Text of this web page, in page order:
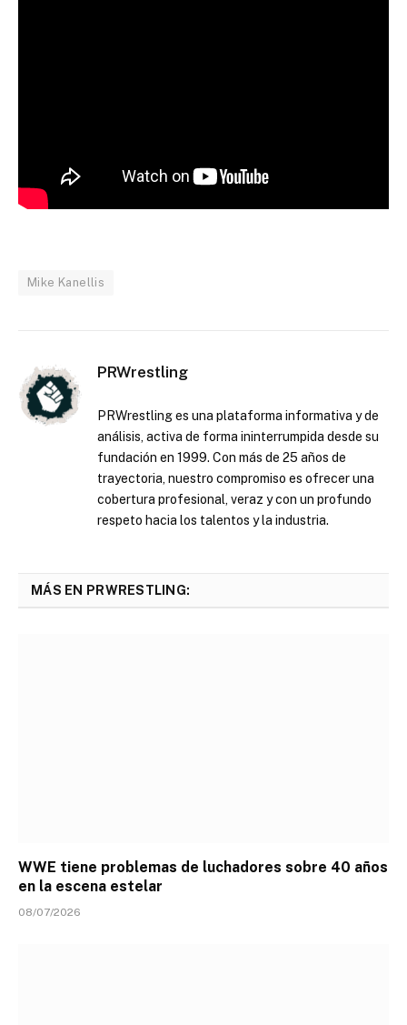
Mike Kanellis
PRWrestling
PRWrestling es una plataforma informativa y de
análisis, activa de forma ininterrumpida desde su
fundación en 1999. Con más de 25 años de
trayectoria, nuestro compromiso es ofrecer una
cobertura profesional, veraz y con un profundo
respeto hacia los talentos y la industria.
MÁS EN PRWRESTLING:
WWE tiene problemas de luchadores sobre 40 años
en la escena estelar
08/07/2026